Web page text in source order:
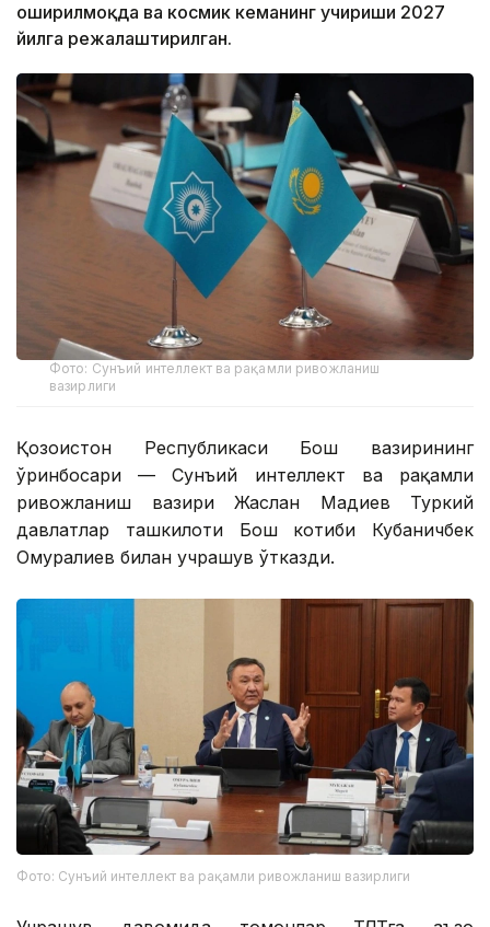
оширилмоқда ва космик кеманинг учириши 2027
йилга режалаштирилган.
Фото: Сунъий интеллект ва рақамли ривожланиш
вазирлиги
Қозоғистон Республикаси Бош вазирининг
ўринбосари — Сунъий интеллект ва рақамли
ривожланиш вазири Жаслан Мадиев Туркий
давлатлар ташкилоти Бош котиби Кубаничбек
Омуралиев билан учрашув ўтказди.
Фото: Сунъий интеллект ва рақамли ривожланиш вазирлиги